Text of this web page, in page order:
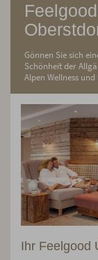
Gönnen Sie sich
Schönheit der
Alpen Wellness
Ihr Feelgood